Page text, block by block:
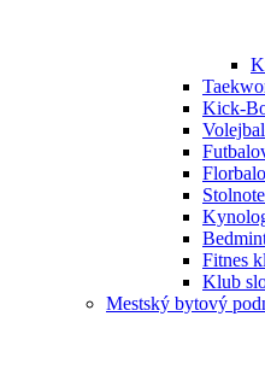
Kick-
Fitnes
Klub
Mestský bytový